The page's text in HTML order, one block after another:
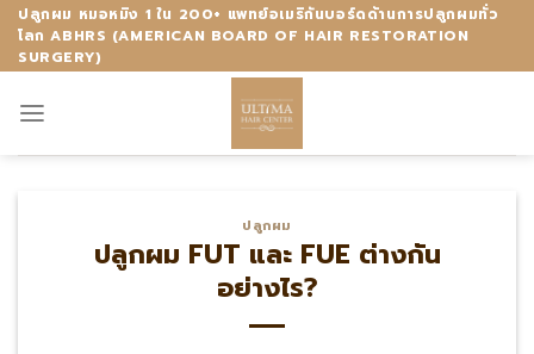
Skip
content
ปลูกผม หมอหมิง 1 ใน 200+ แพทย์อเมริกันบอร์ดด้านการปลูกผมทั่ว
โลก ABHRS (AMERICAN BOARD OF HAIR RESTORATION
SURGERY)
ปลูกผม
ปลูกผม FUT และ FUE ต่างกัน
อย่างไร?